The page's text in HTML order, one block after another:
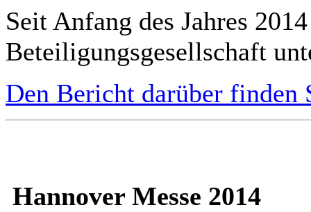
Seit Anfang des Jahres
Beteiligungsgesellschaft
Den Bericht darüber finden
Hannover Messe 2014